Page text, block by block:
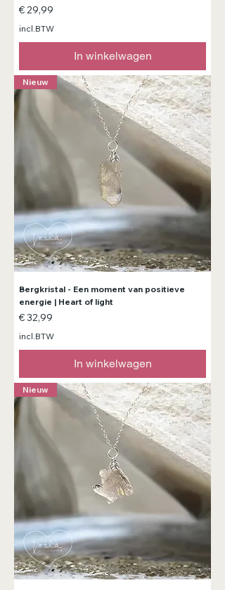
Prijs
€ 29,99
incl.BTW
In winkelwagen
Nieuw
Bergkristal - Een moment van positieve
energie | Heart of light
Prijs
€ 32,99
incl.BTW
In winkelwagen
Nieuw